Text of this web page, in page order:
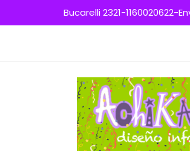
Bucarelli 2321-1160020622-